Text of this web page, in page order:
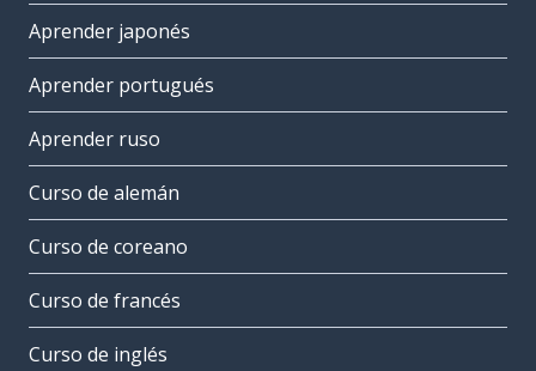
Aprender japonés
Aprender portugués
Aprender ruso
Curso de alemán
Curso de coreano
Curso de francés
Curso de inglés